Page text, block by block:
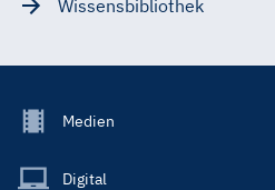
Wissensbibliothek
Footer
Main
Medien
Digital